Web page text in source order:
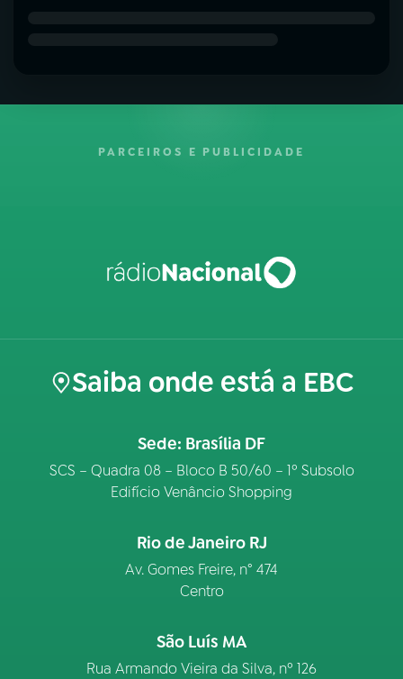
PARCEIROS E PUBLICIDADE
Saiba onde está a EBC
Sede: Brasília DF
SCS – Quadra 08 – Bloco B 50/60 – 1º Subsolo
Edifício Venâncio Shopping
Rio de Janeiro RJ
Av. Gomes Freire, n° 474
Centro
São Luís MA
Rua Armando Vieira da Silva, nº 126